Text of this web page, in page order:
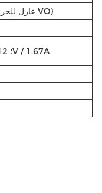
ABS+PC (عازل للحريق من الدرجة VO)
5V / 3A ؛ 9V / 2.22A ؛ 12V / 1.67A